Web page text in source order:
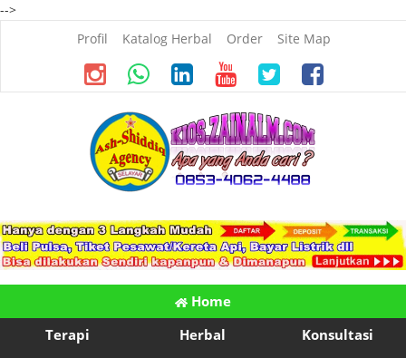
-->
Profil
Katalog Herbal Order Site Map
Home
Terapi
Herbal
Konsultasi